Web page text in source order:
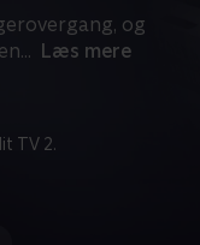
og
... Læs mere
TV 2.